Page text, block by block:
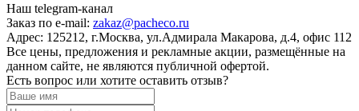
Наш telegram-канал
Заказ по e-mail: zakaz@pacheco.ru
Адрес: 125212, г.Москва, ул.Адмирала Макарова, д.4, офис 112
Все цены, предложения и рекламные акции, размещённые на
данном сайте, не являются публичной офертой.
Есть вопрос или хотите оставить отзыв?